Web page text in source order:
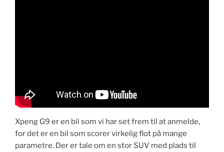
Xpeng G9 er en bil som vi har set frem til at anmelde,
for det er en bil som scorer virkelig flot på mange
parametre. Der er tale om en stor SUV med plads til